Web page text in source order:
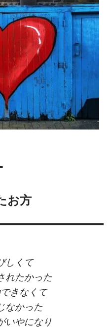
お方
しくて
れたかった
きなくて
なかった
いやになり